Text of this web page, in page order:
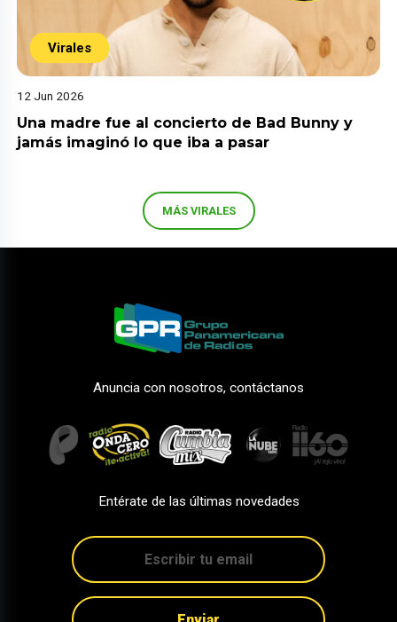
Virales
12 Jun 2026
Una madre fue al concierto de Bad Bunny y
jamás imaginó lo que iba a pasar
MÁS VIRALES
Anuncia con nosotros, contáctanos
Entérate de las últimas novedades